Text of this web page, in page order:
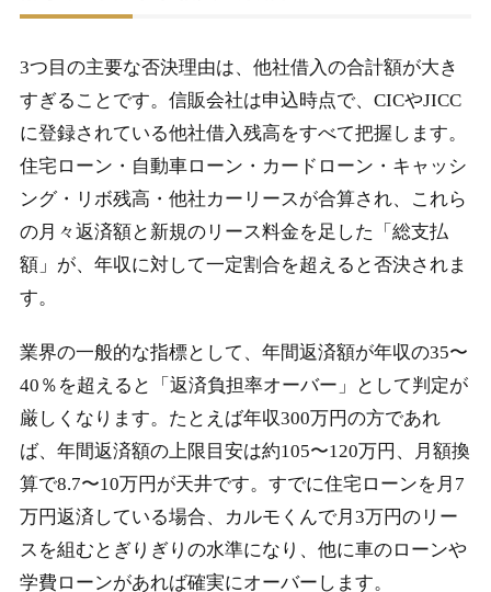
3つ目の主要な否決理由は、他社借入の合計額が大き
すぎることです。信販会社は申込時点で、CICやJICC
に登録されている他社借入残高をすべて把握します。
住宅ローン・自動車ローン・カードローン・キャッシ
ング・リボ残高・他社カーリースが合算され、これら
の月々返済額と新規のリース料金を足した「総支払
額」が、年収に対して一定割合を超えると否決されま
す。
業界の一般的な指標として、年間返済額が年収の35〜
40％を超えると「返済負担率オーバー」として判定が
厳しくなります。たとえば年収300万円の方であれ
ば、年間返済額の上限目安は約105〜120万円、月額換
算で8.7〜10万円が天井です。すでに住宅ローンを月7
万円返済している場合、カルモくんで月3万円のリー
スを組むとぎりぎりの水準になり、他に車のローンや
学費ローンがあれば確実にオーバーします。